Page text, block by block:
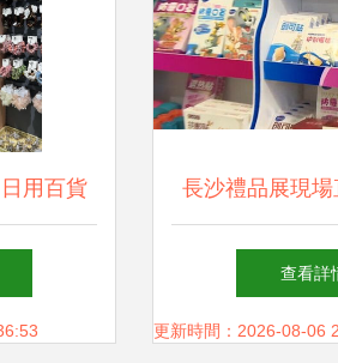
用百貨 長沙禮品展現
貨展區亮點紛
查看詳
更新時間：2026-08-06